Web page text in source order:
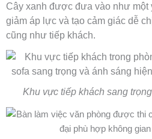
Cây xanh được đưa vào như một
giảm áp lực và tạo cảm giác dễ
cũng như tiếp khách.
Khu vực tiếp khách sang